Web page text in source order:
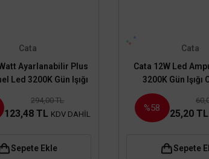
Cata
Ayarlanabilir Plus
Led 3200K Gün Işığı
294,00 TL
123,48 TL KDV DAHİL
Sepete Ekle
Cata
Cata 12W Led
3200K Gün Işığı
%58 25,20 TL
Sepete